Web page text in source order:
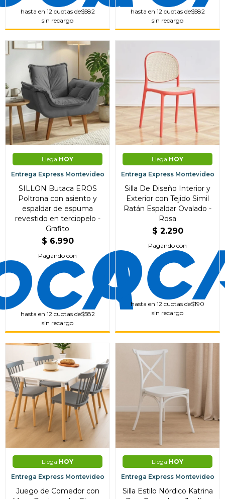
hasta en 12 cuotas de$582
sin recargo
hasta en 12 cuotas de$582
sin recargo
Llega HOY
Entrega Express Montevideo
SILLON Butaca EROS
Poltrona con asiento y
espaldar de espuma
revestido en terciopelo -
Grafito
$ 6.990
Pagando con
hasta en 12 cuotas de$582
sin recargo
Llega HOY
Entrega Express Montevideo
Silla De Diseño Interior y
Exterior con Tejido Simil
Ratán Espaldar Ovalado -
Rosa
$ 2.290
Pagando con
hasta en 12 cuotas de$190
sin recargo
Llega HOY
Entrega Express Montevideo
Juego de Comedor con
Llega HOY
Entrega Express Montevideo
Silla Estilo Nórdico Katrina